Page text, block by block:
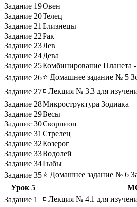
Задание 19Овен
Задание 20Телец
Задание 21 Близнецы
Задание 22Рак
Задание 23Лев
Задание 24Дева
Задание 25Комбинирование Планета -
Задание 26⭐ Домашнее задание № 5
Задание 27◽ Лекция № 3.3 для
Задание 28Микроструктура Зодиака
Задание 29Весы
Задание 30Скорпион
Задание 31 Стрелец
Задание 32Козерог
Задание 33Водолей
Задание 34Рыбы
Задание 35⭐ Домашнее задание № 6
Урок 5
Задание 1
◽ Лекция № 4.1 для